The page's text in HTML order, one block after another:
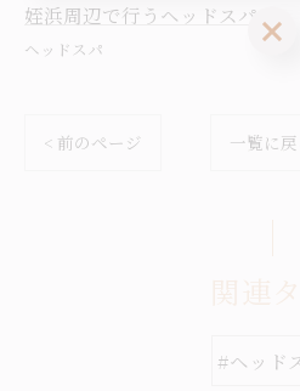
姪浜周辺で行うヘッドスパ
ヘッドスパ
< 前のページ 一覧に戻
#ヘッド
ご予約はこ